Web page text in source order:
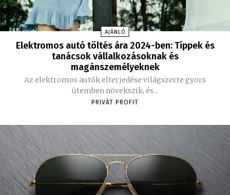
AJÁNLÓ
Elektromos autó töltés ára 2024-ben: Tippek és
tanácsok vállalkozásoknak és
magánszemélyeknek
Az elektromos autók elterjedése világszerte gyors
ütemben növekszik, és...
PRIVÁT PROFIT